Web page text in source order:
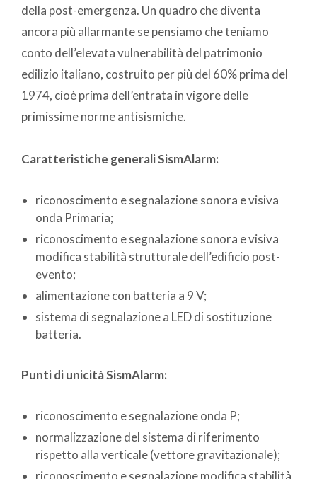
della post-emergenza. Un quadro che diventa
ancora più allarmante se pensiamo che teniamo
conto dell’elevata vulnerabilità del patrimonio
edilizio italiano, costruito per più del 60% prima del
1974, cioè prima dell’entrata in vigore delle
primissime norme antisismiche.
Caratteristiche generali SismAlarm:
riconoscimento e segnalazione sonora e visiva
onda Primaria;
riconoscimento e segnalazione sonora e visiva
modifica stabilità strutturale dell’edificio post-
evento;
alimentazione con batteria a 9 V;
sistema di segnalazione a LED di sostituzione
batteria.
Punti di unicità SismAlarm:
riconoscimento e segnalazione onda P;
normalizzazione del sistema di riferimento
rispetto alla verticale (vettore gravitazionale);
riconoscimento e segnalazione modifica stabilità